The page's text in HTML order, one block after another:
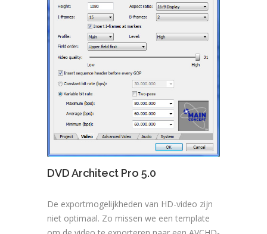
DVD Architect Pro 5.0
De exportmogelijkheden van HD-video zijn
niet optimaal. Zo missen we een template